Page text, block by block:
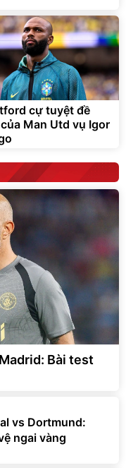
cự tuyệt đề
Man Utd vụ Igor
Bài test
vs Dortmund:
ngai vàng